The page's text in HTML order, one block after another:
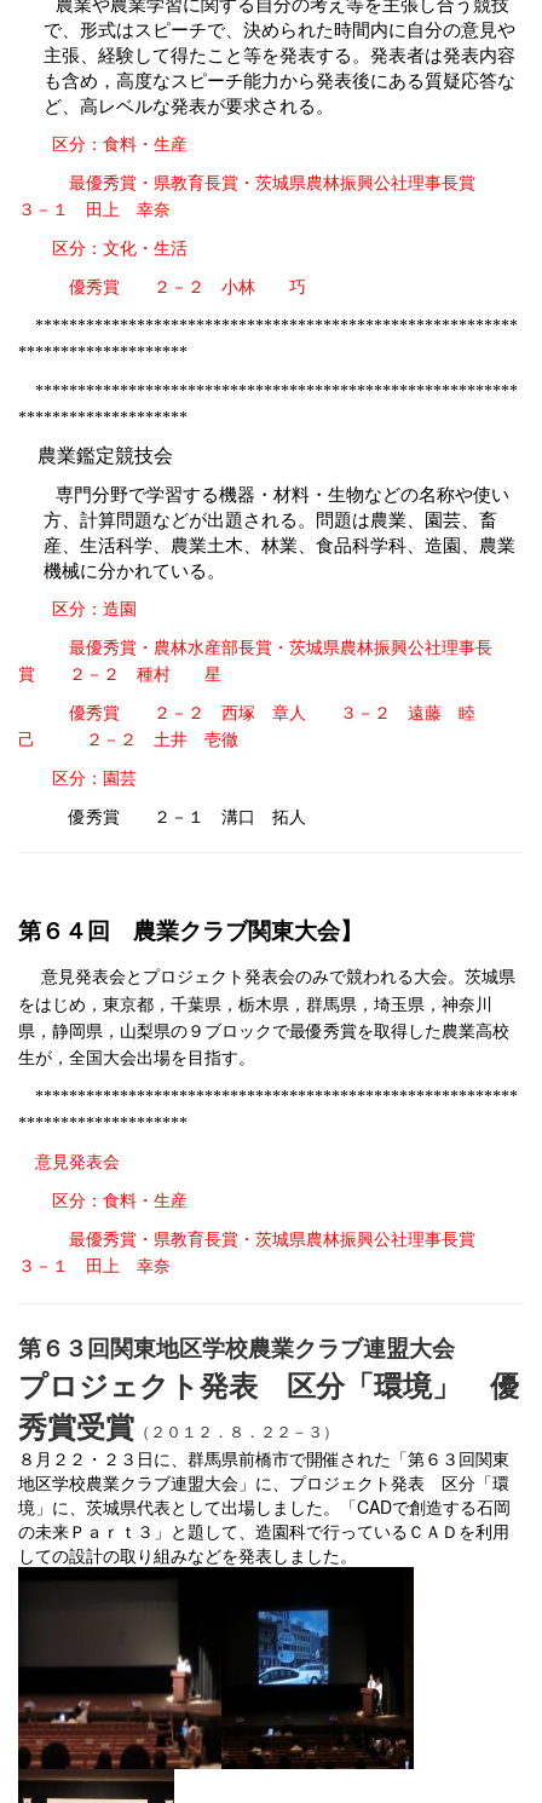
農業や農業学習に関する自分の考え等を主張し合う競技
で、形式はスピーチで、決められた時間内に自分の意見や
主張、経験して得たこと等を発表する。発表者は発表内容
も含め，高度なスピーチ能力から発表後にある質疑応答な
ど、高レベルな発表が要求される。
区分：食料・生産
最優秀賞・県教育長賞・茨城県農林振興公社理事長賞
３－１ 田上 幸奈
区分：文化・生活
優秀賞 ２－２ 小林 巧
*********************************************************
********************
*********************************************************
********************
農業鑑定競技会
専門分野で学習する機器・材料・生物などの名称や使い
方、計算問題などが出題される。問題は農業、園芸、畜
産、生活科学、農業土木、林業、食品科学科、造園、農業
機械に分かれている。
区分：造園
最優秀賞・農林水産部長賞・茨城県農林振興公社理事長
賞 ２－２ 種村 星
優秀賞 ２－２ 西塚 章人 ３－２ 遠藤 睦
己 ２－２ 土井 壱徹
区分：園芸
優秀賞 ２－１ 溝口 拓人
第６４回 農業クラブ関東大会】
意見発表会とプロジェクト発表会のみで競われる大会。茨城県
をはじめ，東京都，千葉県，栃木県，群馬県，埼玉県，神奈川
県，静岡県，山梨県の９ブロックで最優秀賞を取得した農業高校
生が，全国大会出場を目指す。
*********************************************************
********************
意見発表会
区分：食料・生産
最優秀賞・県教育長賞・茨城県農林振興公社理事長賞
３－１ 田上 幸奈
第６３回関東地区学校農業クラブ連盟大会
プロジェクト発表 区分「環境」 優
秀賞受賞 （２０１２．８．２２－３）
８月２２・２３日に、群馬県前橋市で開催された「第６３回関東
地区学校農業クラブ連盟大会」に、プロジェクト発表 区分「環
境」に、茨城県代表として出場しました。「CADで創造する石岡
の未来Ｐａｒｔ３」と題して、造園科で行っているＣＡＤを利用
しての設計の取り組みなどを発表しました。